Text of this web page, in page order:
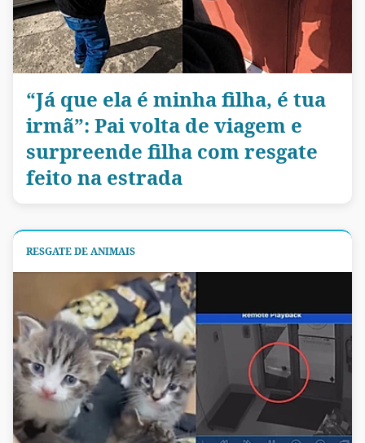
“Já que ela é minha filha, é tua
irmã”: Pai volta de viagem e
surpreende filha com resgate
feito na estrada
RESGATE DE ANIMAIS